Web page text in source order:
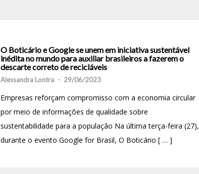
O Boticário e Google se unem em iniciativa sustentável
inédita no mundo para auxiliar brasileiros a fazerem o
descarte correto de recicláveis
Alessandra Lontra - 29/06/2023
Empresas reforçam compromisso com a economia circular
por meio de informações de qualidade sobre
sustentabilidade para a população Na última terça-feira (27),
durante o evento Google for Brasil, O Boticário [ … ]